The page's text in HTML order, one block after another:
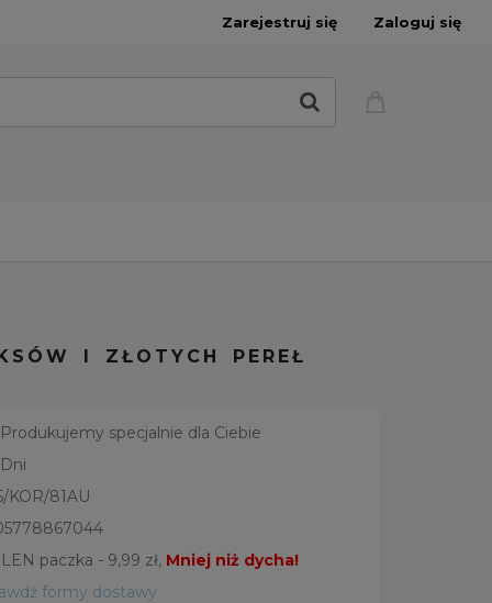
Zarejestruj się Zaloguj się
I ZŁOTYCH PEREŁ
Produkujemy specjalnie dla Ciebie
KOR/81AU
paczka - 9,99 zł, Mniej niż dycha!
formy dostawy